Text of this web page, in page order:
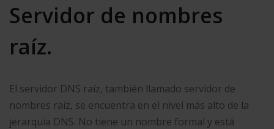
Servidor de nombres
raíz.
El servidor DNS raíz, también llamado servidor de
nombres raíz, se encuentra en el nivel más alto de la
jerarquía DNS. No tiene un nombre formal y está